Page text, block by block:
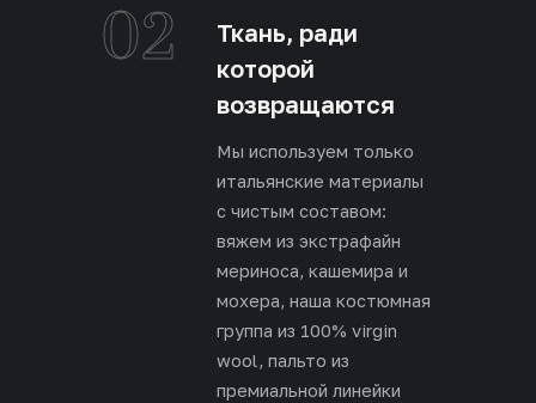
02
Ткань, ради
которой
возвращаются
Мы используем только
итальянские материалы
с чистым составом:
вяжем из экстрафайн
мериноса, кашемира и
мохера, наша костюмная
группа из 100% virgin
wool, пальто из
премиальной линейки